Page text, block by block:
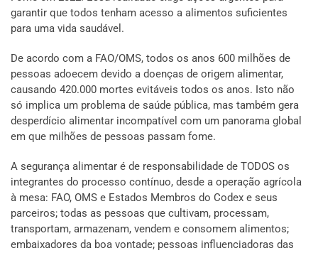
garantir que todos tenham acesso a alimentos suficientes
para uma vida saudável.
De acordo com a FAO/OMS, todos os anos 600 milhões de
pessoas adoecem devido a doenças de origem alimentar,
causando 420.000 mortes evitáveis todos os anos. Isto não
só implica um problema de saúde pública, mas também gera
desperdício alimentar incompatível com um panorama global
em que milhões de pessoas passam fome.
A segurança alimentar é de responsabilidade de TODOS os
integrantes do processo contínuo, desde a operação agrícola
à mesa: FAO, OMS e Estados Membros do Codex e seus
parceiros; todas as pessoas que cultivam, processam,
transportam, armazenam, vendem e consomem alimentos;
embaixadores da boa vontade; pessoas influenciadoras das